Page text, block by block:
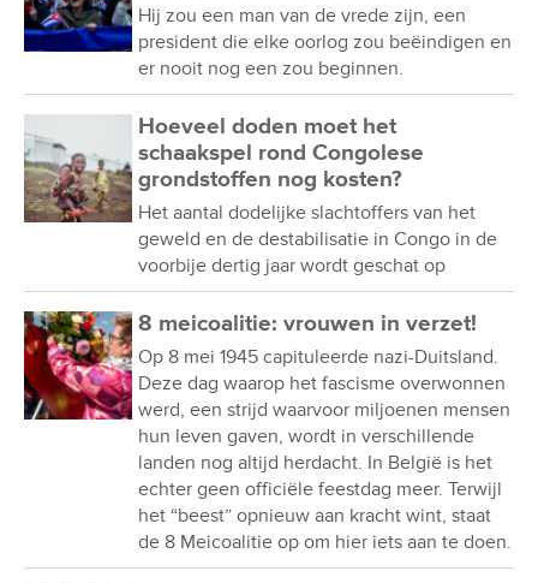
Hij zou een man van de vrede zijn, een
president die elke oorlog zou beëindigen en
er nooit nog een zou beginnen.
Hoeveel doden moet het
schaakspel rond Congolese
grondstoffen nog kosten?
Het aantal dodelijke slachtoffers van het
geweld en de destabilisatie in Congo in de
voorbije dertig jaar wordt geschat op
8 meicoalitie: vrouwen in verzet!
Op 8 mei 1945 capituleerde nazi-Duitsland.
Deze dag waarop het fascisme overwonnen
werd, een strijd waarvoor miljoenen mensen
hun leven gaven, wordt in verschillende
landen nog altijd herdacht. In België is het
echter geen officiële feestdag meer. Terwijl
het “beest” opnieuw aan kracht wint, staat
de 8 Meicoalitie op om hier iets aan te doen.